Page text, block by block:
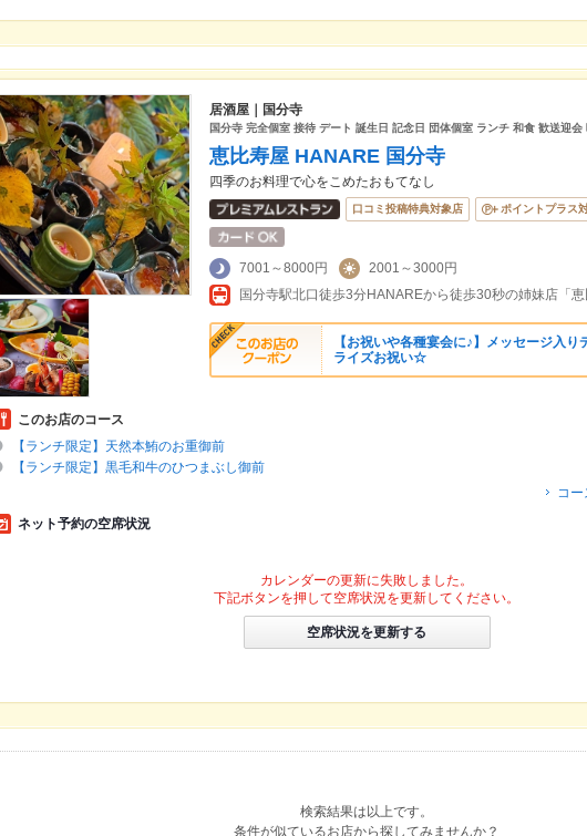
居酒屋｜国分寺
国分寺 完全個室 接待 デート 誕生日 記念日 団体個室 ランチ 和食 歓送迎会
恵比寿屋 HANARE 国分寺
四季のお料理で心をこめたおもてなし
口コミ投稿特典対象店 ポイントプラス
7001～8000円
2001～3000円
【お祝いや各種宴会に♪】メッセージ入
ライズお祝い☆
このお店のコース
【ランチ限定】天然本鮪のお重御前
【ランチ限定】黒毛和牛のひつまぶし御前
コ
ネット予約の空席状況
カレンダーの更新に失敗しました。
下記ボタンを押して空席状況を更新してください。
空席状況を更新する
検索結果は以上です。
条件が似ているお店から探してみませんか？